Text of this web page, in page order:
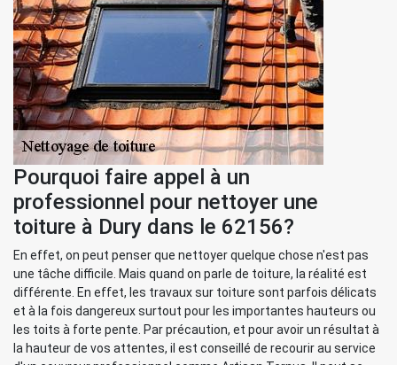
Pourquoi faire appel à un
professionnel pour nettoyer une
toiture à Dury dans le 62156?
En effet, on peut penser que nettoyer quelque chose n'est pas
une tâche difficile. Mais quand on parle de toiture, la réalité est
différente. En effet, les travaux sur toiture sont parfois délicats
et à la fois dangereux surtout pour les importantes hauteurs ou
les toits à forte pente. Par précaution, et pour avoir un résultat à
la hauteur de vos attentes, il est conseillé de recourir au service